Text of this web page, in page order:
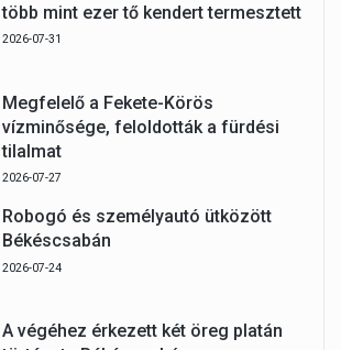
több mint ezer tő kendert termesztett
2026-07-31
Megfelelő a Fekete-Körös
vízminősége, feloldották a fürdési
tilalmat
2026-07-27
Robogó és személyautó ütközött
Békéscsabán
2026-07-24
A végéhez érkezett két öreg platán